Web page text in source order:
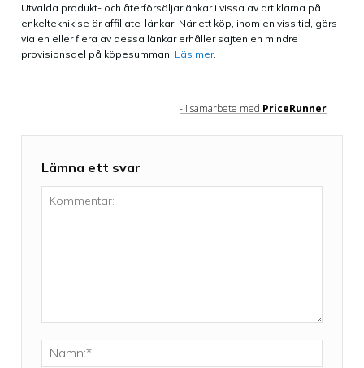
Utvalda produkt- och återförsäljarlänkar i vissa av artiklarna på
enkelteknik.se är affiliate-länkar. När ett köp, inom en viss tid, görs
via en eller flera av dessa länkar erhåller sajten en mindre
provisionsdel på köpesumman. Läs mer.
- i samarbete med PriceRunner
Lämna ett svar